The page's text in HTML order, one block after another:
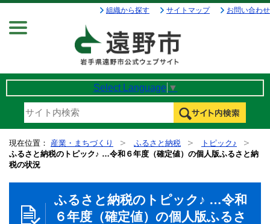
組織から探す サイトマップ お問い合わせ
Select Language ▼
現在位置： 産業・まちづくり ふるさと納税
トピック♪
ふるさと納税のトピック♪ …令和６年度（確定値）の個人版ふるさと納
税の状況
ふるさと納税のトピック♪ …令和
６年度（確定値）の個人版ふるさ